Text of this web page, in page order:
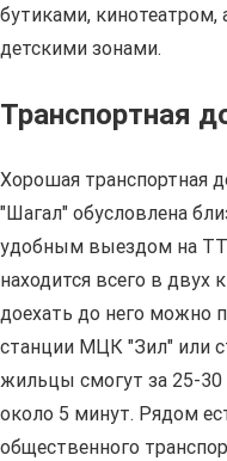
бутиками,
детскими зонами.
Транспортная
Хорошая транспортная
"Шагал" обусловлена
удобным выездом на
находится всего в двух
доехать до него можно
станции МЦК "Зил" или
жильцы смогут за 25-
около 5 минут. Рядом
общественного